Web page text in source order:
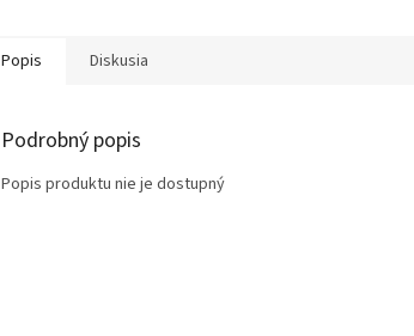
Popis Diskusia
Podrobný popis
Popis produktu nie je dostupný